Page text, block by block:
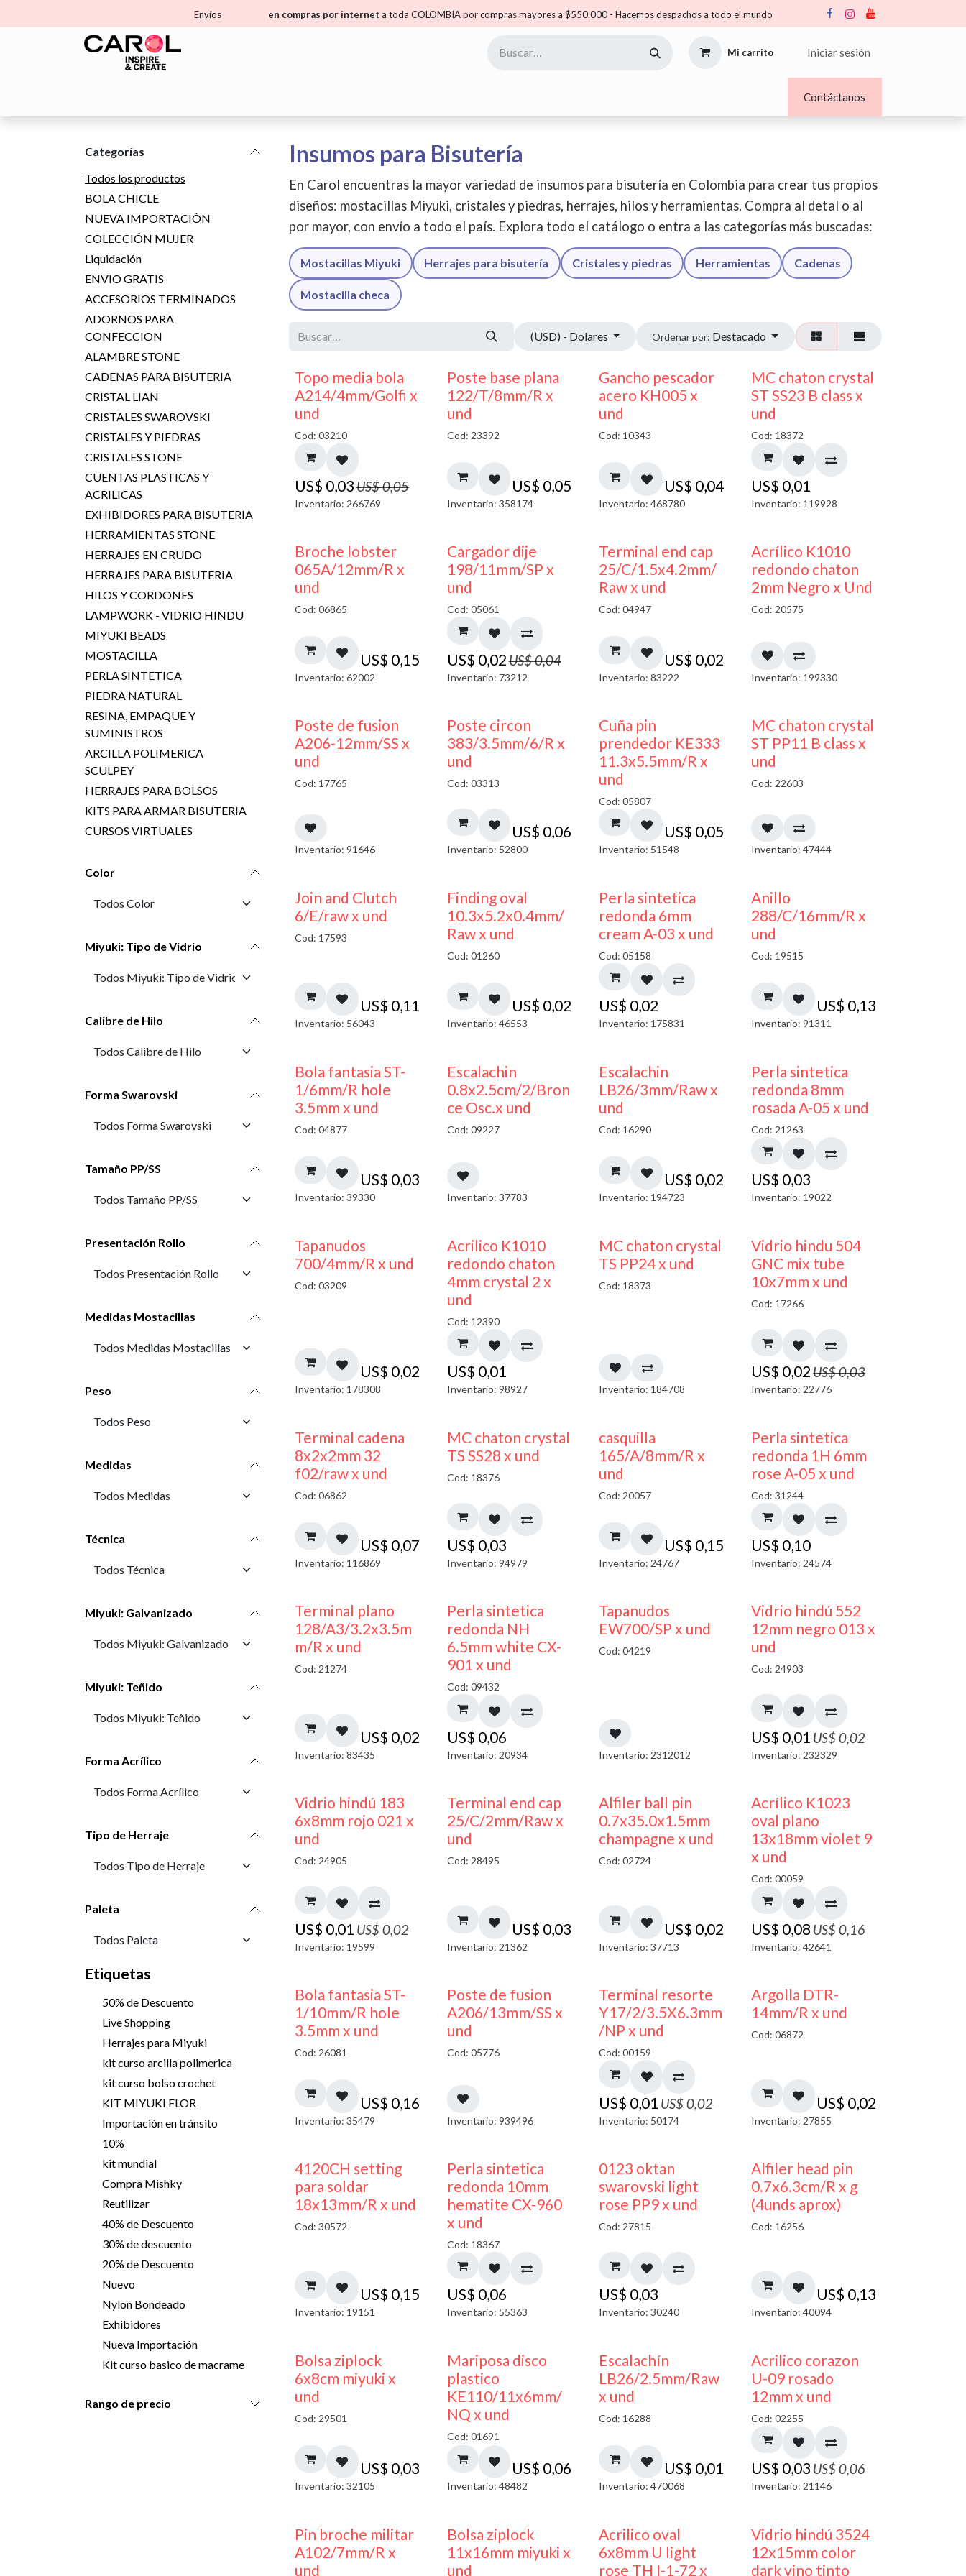
Envíos en compras por internet a toda COLOMBIA por compras mayores a $550.000 - Hacemos despachos a todo el mundo
Mi carrito Iniciar sesión
Contáctanos
Categorías
Todos los productos
BOLA CHICLE
NUEVA IMPORTACIÓN
COLECCIÓN MUJER
Liquidación
ENVIO GRATIS
ACCESORIOS TERMINADOS
ADORNOS PARA
CONFECCION
ALAMBRE STONE
CADENAS PARA BISUTERIA
CRISTAL LIAN
CRISTALES SWAROVSKI
CRISTALES Y PIEDRAS
CRISTALES STONE
CUENTAS PLASTICAS Y
ACRILICAS
EXHIBIDORES PARA BISUTERIA
HERRAMIENTAS STONE
HERRAJES EN CRUDO
HERRAJES PARA BISUTERIA
HILOS Y CORDONES
LAMPWORK - VIDRIO HINDU
MIYUKI BEADS
MOSTACILLA
PERLA SINTETICA
PIEDRA NATURAL
RESINA, EMPAQUE Y
SUMINISTROS
ARCILLA POLIMERICA
SCULPEY
HERRAJES PARA BOLSOS
KITS PARA ARMAR BISUTERIA
CURSOS VIRTUALES
Color
Miyuki: Tipo de Vidrio
Calibre de Hilo
Forma Swarovski
Tamaño PP/SS
Presentación Rollo
Medidas Mostacillas
Peso
Medidas
Técnica
Miyuki: Galvanizado
Miyuki: Teñido
Forma Acrílico
Tipo de Herraje
Paleta
Etiquetas
50% de Descuento
Live Shopping
Herrajes para Miyuki
kit curso arcilla polimerica
kit curso bolso crochet
KIT MIYUKI FLOR
Importación en tránsito
10%
kit mundial
Compra Mishky
Reutilizar
40% de Descuento
30% de descuento
20% de Descuento
Nuevo
Nylon Bondeado
Exhibidores
Nueva Importación
Kit curso basico de macrame
Rango de precio
Insumos para Bisutería
En Carol encuentras la mayor variedad de insumos para bisutería en Colombia para crear tus propios
diseños: mostacillas Miyuki, cristales y piedras, herrajes, hilos y herramientas. Compra al detal o al
por mayor, con envío a todo el país. Explora todo el catálogo o entra a las categorías más buscadas:
Mostacillas Miyuki Herrajes para bisutería Cristales y piedras Herramientas Cadenas
Mostacilla checa
(USD) - Dolares Ordenar por: Destacado
40% DESCUENTO
Topo media bola
A214/4mm/Golfi x
und
Cod: 03210
US$ 0,03US$0,05
Inventario: 266769
Poste base plana
122/T/8mm/R x
und
Cod: 23392
US$ 0,05
Inventario: 358174
Gancho pescador
acero KH005 x
und
Cod: 10343
US$ 0,04
Inventario: 468780
MC chaton crystal
ST SS23 B class x
und
Cod: 18372
US$ 0,01
Inventario: 119928
Broche lobster
065A/12mm/R x
und
Cod: 06865
US$ 0,15
Inventario: 62002
50% DESCUENTO
Cargador dije
198/11mm/SP x
und
Cod: 05061
US$ 0,02US$0,04
Inventario: 73212
Terminal end cap
25/C/1.5x4.2mm/
Raw x und
Cod: 04947
US$ 0,02
Inventario: 83222
50% DESCUENTO
Acrílico K1010
redondo chaton
2mm Negro x Und
Cod: 20575
Inventario: 199330
Poste de fusion
A206-12mm/SS x
und
Cod: 17765
Inventario: 91646
Poste circon
383/3.5mm/6/R x
und
Cod: 03313
US$ 0,06
Inventario: 52800
Cuña pin
prendedor KE333
11.3x5.5mm/R x
und
Cod: 05807
US$ 0,05
Inventario: 51548
MC chaton crystal
ST PP11 B class x
und
Cod: 22603
Inventario: 47444
Join and Clutch
6/E/raw x und
Cod: 17593
US$ 0,11
Inventario: 56043
Finding oval
10.3x5.2x0.4mm/
Raw x und
Cod: 01260
US$ 0,02
Inventario: 46553
Perla sintetica
redonda 6mm
cream A-03 x und
Cod: 05158
US$ 0,02
Inventario: 175831
Anillo
288/C/16mm/R x
und
Cod: 19515
US$ 0,13
Inventario: 91311
Bola fantasia ST-
1/6mm/R hole
3.5mm x und
Cod: 04877
US$ 0,03
Inventario: 39330
Escalachin
0.8x2.5cm/2/Bron
ce Osc.x und
Cod: 09227
Inventario: 37783
Escalachin
LB26/3mm/Raw x
und
Cod: 16290
US$ 0,02
Inventario: 194723
Perla sintetica
redonda 8mm
rosada A-05 x und
Cod: 21263
US$ 0,03
Inventario: 19022
Tapanudos
700/4mm/R x und
Cod: 03209
US$ 0,02
Inventario: 178308
50% DESCUENTO
Acrilico K1010
redondo chaton
4mm crystal 2 x
und
Cod: 12390
US$ 0,01
Inventario: 98927
MC chaton crystal
TS PP24 x und
Cod: 18373
Inventario: 184708
40% DESCUENTO
Vidrio hindu 504
GNC mix tube
10x7mm x und
Cod: 17266
US$ 0,02US$0,03
Inventario: 22776
Terminal cadena
8x2x2mm 32
f02/raw x und
Cod: 06862
US$ 0,07
Inventario: 116869
MC chaton crystal
TS SS28 x und
Cod: 18376
US$ 0,03
Inventario: 94979
casquilla
165/A/8mm/R x
und
Cod: 20057
US$ 0,15
Inventario: 24767
Perla sintetica
redonda 1H 6mm
rose A-05 x und
Cod: 31244
US$ 0,10
Inventario: 24574
Terminal plano
128/A3/3.2x3.5m
m/R x und
Cod: 21274
US$ 0,02
Inventario: 83435
Perla sintetica
redonda NH
6.5mm white CX-
901 x und
Cod: 09432
US$ 0,06
Inventario: 20934
50% DESCUENTO
Tapanudos
EW700/SP x und
Cod: 04219
Inventario: 2312012
40% DESCUENTO
Vidrio hindú 552
12mm negro 013 x
und
Cod: 24903
US$ 0,01 US$0,02
Inventario: 232329
40% DESCUENTO
Vidrio hindú 183
6x8mm rojo 021 x
und
Cod: 24905
US$ 0,01 US$0,02
Inventario: 19599
Terminal end cap
25/C/2mm/Raw x
und
Cod: 28495
US$ 0,03
Inventario: 21362
Alfiler ball pin
0.7x35.0x1.5mm
champagne x und
Cod: 02724
US$ 0,02
Inventario: 37713
50% DESCUENTO
Acrílico K1023
oval plano
13x18mm violet 9
x und
Cod: 00059
US$ 0,08US$0,16
Inventario: 42641
Bola fantasia ST-
1/10mm/R hole
3.5mm x und
Cod: 26081
US$ 0,16
Inventario: 35479
Poste de fusion
A206/13mm/SS x
und
Cod: 05776
Inventario: 939496
50% DESCUENTO
Terminal resorte
Y17/2/3.5X6.3mm
/NP x und
Cod: 00159
US$ 0,01 US$0,02
Inventario: 50174
Argolla DTR-
14mm/R x und
Cod: 06872
US$ 0,02
Inventario: 27855
4120CH setting
para soldar
18x13mm/R x und
Cod: 30572
US$ 0,15
Inventario: 19151
Perla sintetica
redonda 10mm
hematite CX-960
x und
Cod: 18367
US$ 0,06
Inventario: 55363
0123 oktan
swarovski light
rose PP9 x und
Cod: 27815
US$ 0,03
Inventario: 30240
Alfiler head pin
0.7x6.3cm/R x g
(4unds aprox)
Cod: 16256
US$ 0,13
Inventario: 40094
¡NUEVO!
Bolsa ziplock
6x8cm miyuki x
und
Cod: 29501
US$ 0,03
Inventario: 32105
Mariposa disco
plastico
KE110/11x6mm/
NQ x und
Cod: 01691
US$ 0,06
Inventario: 48482
Escalachín
LB26/2.5mm/Raw
x und
Cod: 16288
US$ 0,01
Inventario: 470068
50% DESCUENTO
Acrilico corazon
U-09 rosado
12mm x und
Cod: 02255
US$ 0,03US$0,06
Inventario: 21146
Pin broche militar
A102/7mm/R x
und
¡NUEVO!
Bolsa ziplock
11x16mm miyuki x
und
Acrilico oval
6x8mm U light
rose TH I-1-72 x
Vidrio hindú 3524
12x15mm color
dark vino tinto